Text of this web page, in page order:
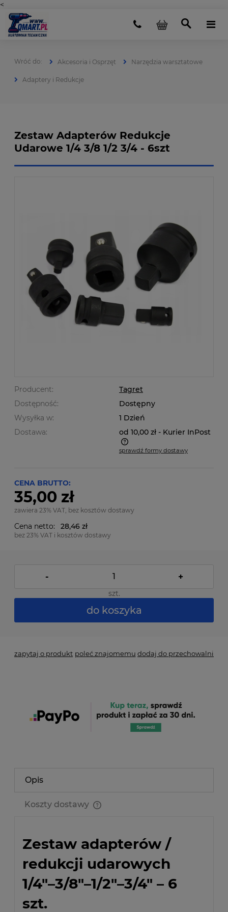
<
Akcesoria i Osprzęt Narzędzia warsztatowe
Adaptery i Redukcje
Zestaw Adapterów Redukcje
Udarowe 1/4 3/8 1/2 3/4 - 6szt
Producent:
Tagret
Dostępność:
Dostępny
Wysyłka w:
1 Dzień
Dostawa:
od 10,00 zł - Kurier InPost
Cena nie zawiera ewentualnych kosztów płatności
sprawdź formy dostawy
CENA BRUTTO:
35,00 zł
zawiera 23% VAT, bez kosztów dostawy
Cena netto: 28,46 zł
bez 23% VAT i kosztów dostawy
- +
szt.
do koszyka
zapytaj o produkt poleć znajomemu dodaj do przechowalni
Opis
Koszty dostawy
Zestaw adapterów /
redukcji udarowych
1/4"–3/8"–1/2"–3/4" – 6
szt.